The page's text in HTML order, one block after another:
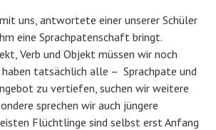
uns, antwortete einer unserer Schüler
eine Sprachpatenschaft bringt.
Verb und Objekt müssen wir noch
haben tatsächlich alle – Sprachpate und
zu vertiefen, suchen wir weitere
sprechen wir auch jüngere
Flüchtlinge sind selbst erst Anfang